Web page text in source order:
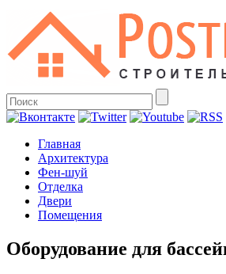
Главная
Архитектура
Фен-шуй
Отделка
Двери
Помещения
Оборудование для